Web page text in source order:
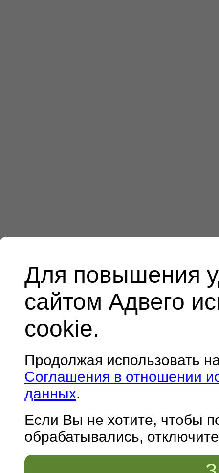
Для повышения
сайтом Адвего
cookie.
Продолжая использовать
Соглашения в отношении
данных.
Если Вы не хотите, чтобы
обрабатывались,